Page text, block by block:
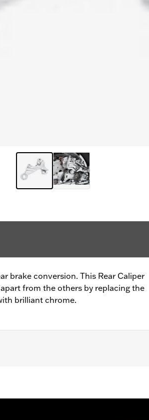
brake conversion. This Rear Caliper
from the others by replacing the
brilliant chrome.